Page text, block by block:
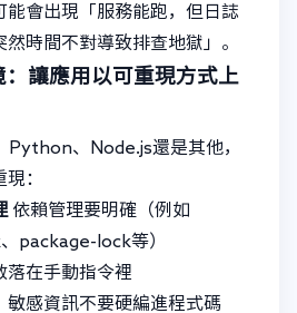
能會出現「服務能跑，但日誌
時間不對導致排查地獄」。
：讓應用以可重現方式上
Python、Node.js還是其他，
：
依賴管理要明確（例如
package-lock等）
落在手動指令裡
敏感資訊不要硬編進程式碼